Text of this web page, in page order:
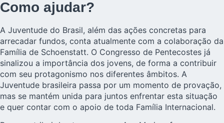
Como ajudar?
A Juventude do Brasil, além das ações concretas para
arrecadar fundos, conta atualmente com a colaboração da
Família de Schoenstatt. O Congresso de Pentecostes já
sinalizou a importância dos jovens, de forma a contribuir
com seu protagonismo nos diferentes âmbitos. A
Juventude brasileira passa por um momento de provação,
mas se mantém unida para juntos enfrentar esta situação
e quer contar com o apoio de toda Família Internacional.